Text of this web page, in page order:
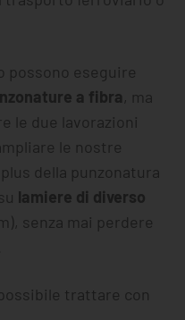
possono eseguire
a fibra, ma
le due lavorazioni
le nostre
della punzonatura
lamiere di diverso
senza mai perdere
trattare con